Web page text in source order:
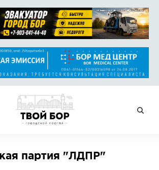
партия "ЛДПР"